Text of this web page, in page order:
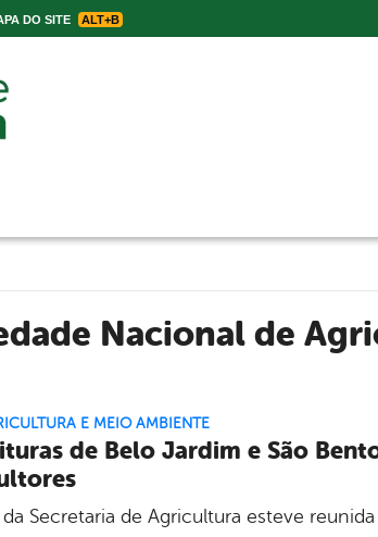
DO SITE ALT+B
Nacional de
E MEIO AMBIENTE
de Belo Jardim e São
da Secretaria de Agricultura esteve